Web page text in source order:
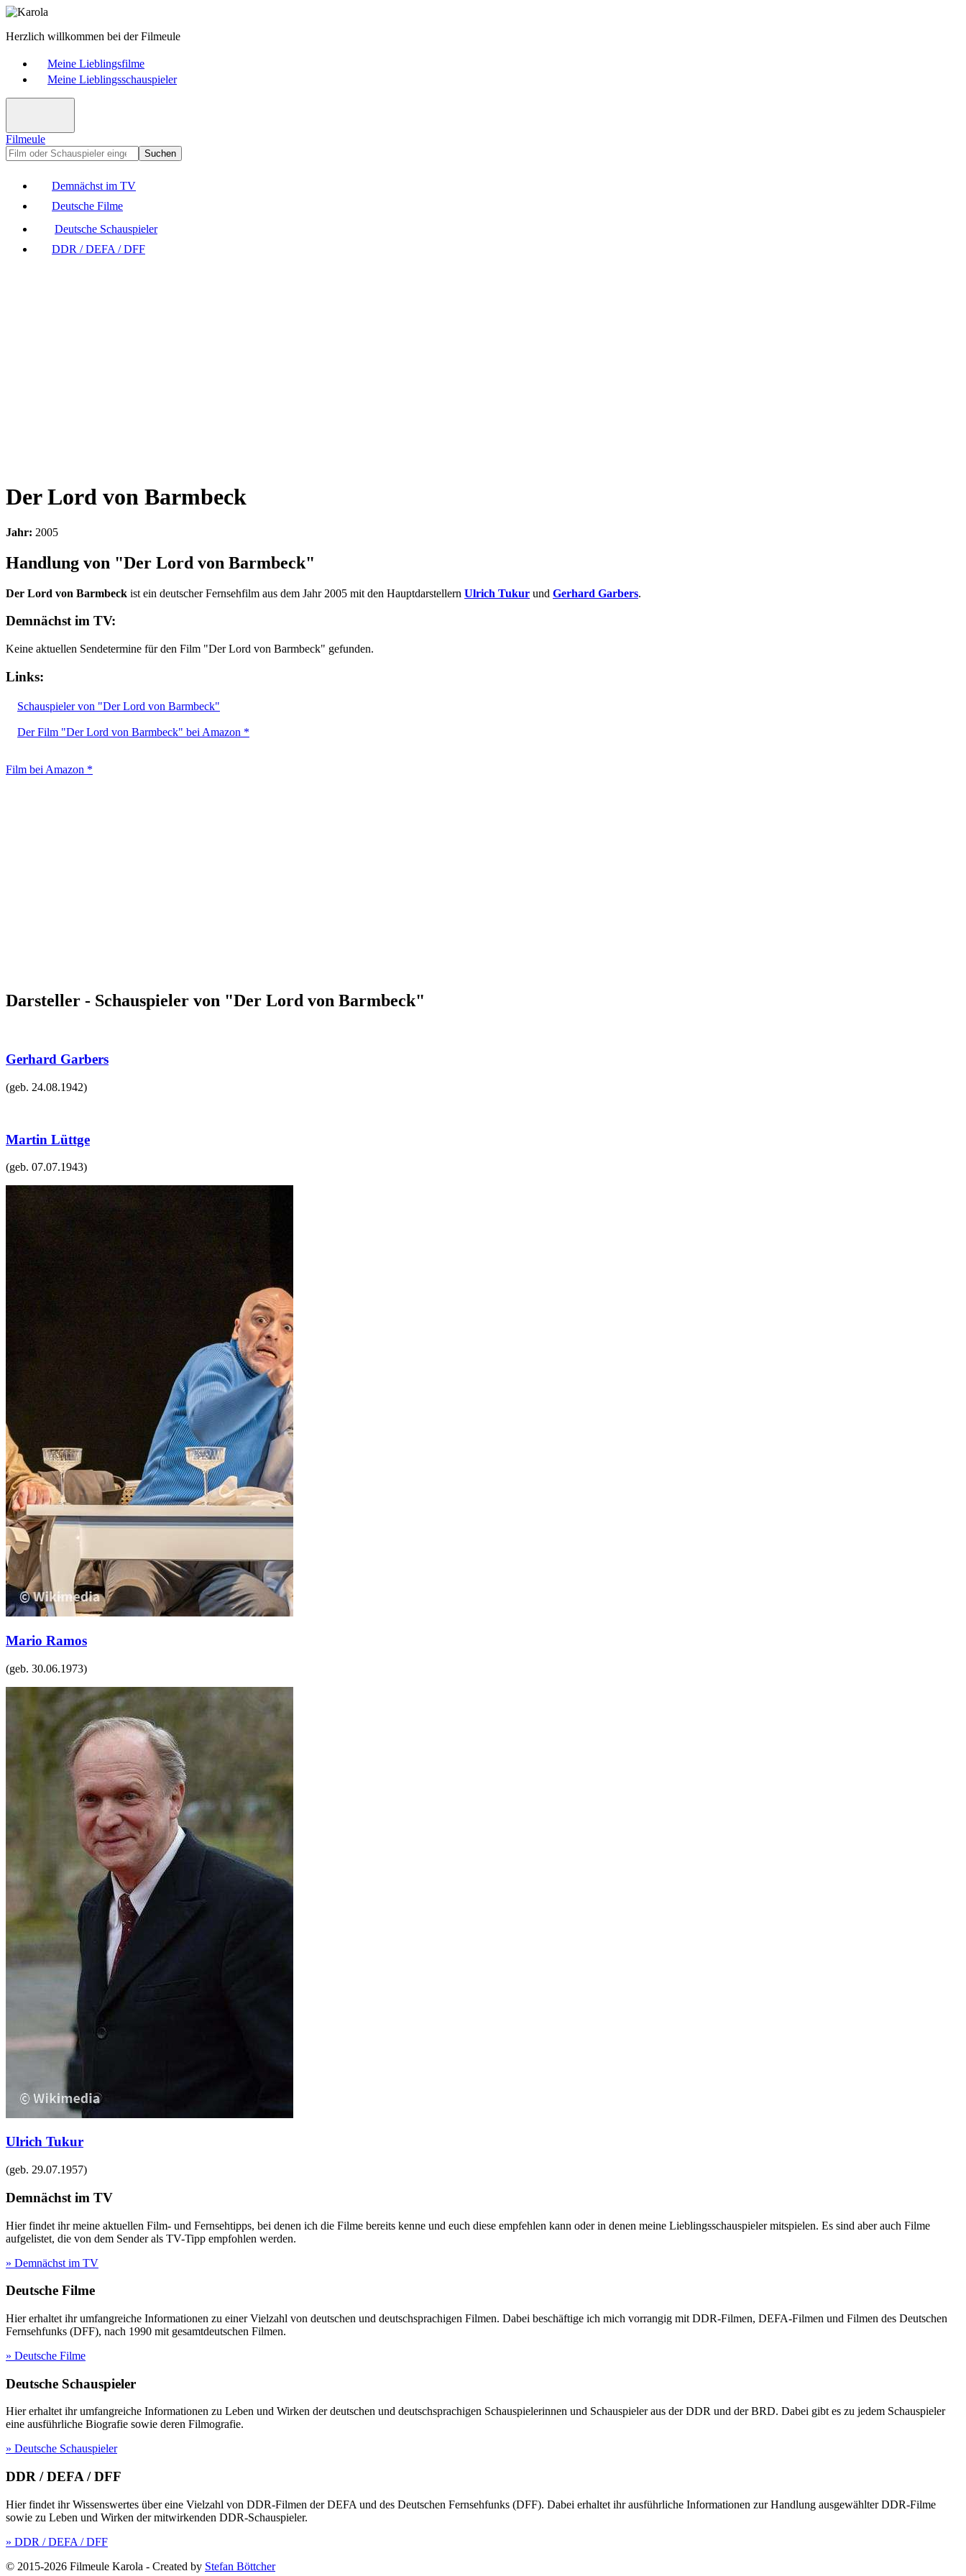
Herzlich willkommen bei der Filmeule
Meine Lieblingsfilme
Meine Lieblingsschauspieler
Filmeule
Suchen
Demnächst im TV
Deutsche Filme
Deutsche Schauspieler
DDR / DEFA / DFF
Der Lord von Barmbeck
Jahr: 2005
Handlung von "Der Lord von Barmbeck"
Der Lord von Barmbeck ist ein deutscher Fernsehfilm aus dem Jahr 2005 mit den Hauptdarstellern Ulrich Tukur und Gerhard Garbers.
Demnächst im TV:
Keine aktuellen Sendetermine für den Film "Der Lord von Barmbeck" gefunden.
Links:
Schauspieler von "Der Lord von Barmbeck"
Der Film "Der Lord von Barmbeck" bei Amazon *
Film bei Amazon *
Darsteller - Schauspieler von "Der Lord von Barmbeck"
Gerhard Garbers
(geb. 24.08.1942)
Martin Lüttge
(geb. 07.07.1943)
Mario Ramos
(geb. 30.06.1973)
Ulrich Tukur
(geb. 29.07.1957)
Demnächst im TV
Hier findet ihr meine aktuellen Film- und Fernsehtipps, bei denen ich die Filme bereits kenne und euch diese empfehlen kann oder in denen meine Lieblingsschauspieler mitspielen. Es sind aber auch Filme
aufgelistet, die von dem Sender als TV-Tipp empfohlen werden.
» Demnächst im TV
Deutsche Filme
Hier erhaltet ihr umfangreiche Informationen zu einer Vielzahl von deutschen und deutschsprachigen Filmen. Dabei beschäftige ich mich vorrangig mit DDR-Filmen, DEFA-Filmen und Filmen des Deutschen
Fernsehfunks (DFF), nach 1990 mit gesamtdeutschen Filmen.
» Deutsche Filme
Deutsche Schauspieler
Hier erhaltet ihr umfangreiche Informationen zu Leben und Wirken der deutschen und deutschsprachigen Schauspielerinnen und Schauspieler aus der DDR und der BRD. Dabei gibt es zu jedem Schauspieler
eine ausführliche Biografie sowie deren Filmografie.
» Deutsche Schauspieler
DDR / DEFA / DFF
Hier findet ihr Wissenswertes über eine Vielzahl von DDR-Filmen der DEFA und des Deutschen Fernsehfunks (DFF). Dabei erhaltet ihr ausführliche Informationen zur Handlung ausgewählter DDR-Filme
sowie zu Leben und Wirken der mitwirkenden DDR-Schauspieler.
» DDR / DEFA / DFF
© 2015-2026 Filmeule Karola - Created by Stefan Böttcher